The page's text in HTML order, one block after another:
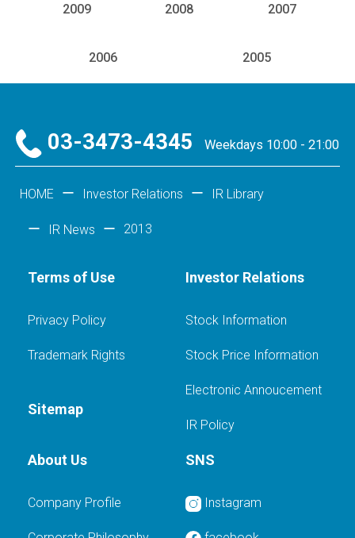
2009 2008 2007
2006 2005
03-3473-4345Weekdays 10:00 - 21:00
HOME Investor Relations IR Library
IR News 2013
Terms of Use
Privacy Policy
Trademark Rights
Sitemap
Investor Relations
Stock Information
Stock Price Information
Electronic Annoucement
IR Policy
About Us
Company Profile
SNS
Instagram